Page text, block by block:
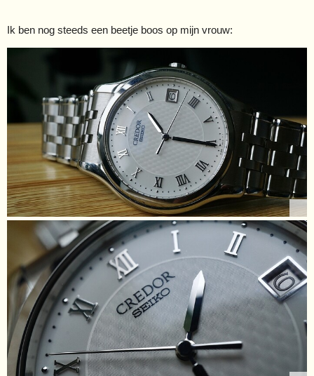
Ik ben nog steeds een beetje boos op mijn vrouw: